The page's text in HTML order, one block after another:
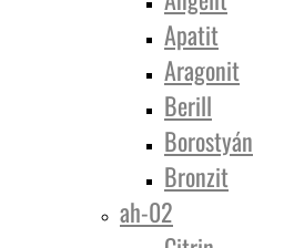
Apatit
Aragonit
Berill
Borostyán
Bronzit
ah-02